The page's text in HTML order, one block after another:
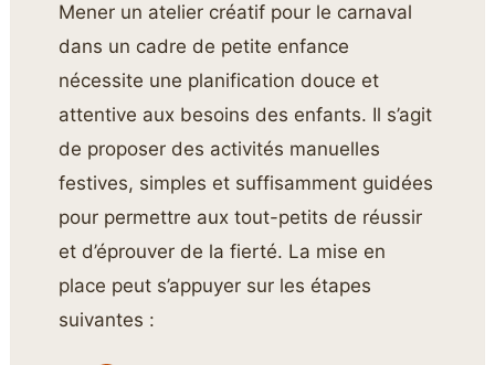
Mener un atelier créatif pour le carnaval
dans un cadre de petite enfance
nécessite une planification douce et
attentive aux besoins des enfants. Il s’agit
de proposer des activités manuelles
festives, simples et suffisamment guidées
pour permettre aux tout-petits de réussir
et d’éprouver de la fierté. La mise en
place peut s’appuyer sur les étapes
suivantes :